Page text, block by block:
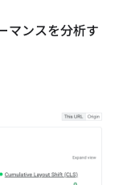
マンスを分析す